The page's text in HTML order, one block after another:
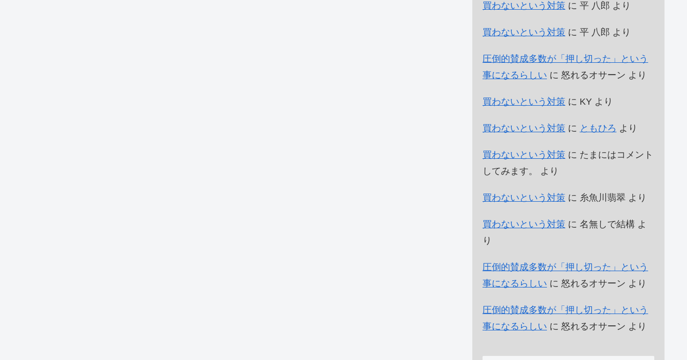
買わないという対策 に 平 八郎 より
買わないという対策 に 平 八郎 より
圧倒的賛成多数が「押し切った」という
事になるらしい に 怒れるオサーン より
買わないという対策 に KY より
買わないという対策 に ともひろ より
買わないという対策 に たまにはコメント
してみます。
より
買わないという対策 に 糸魚川翡翠 より
買わないという対策 に 名無しで結構 よ
り
圧倒的賛成多数が「押し切った」という
事になるらしい に 怒れるオサーン より
圧倒的賛成多数が「押し切った」という
事になるらしい に 怒れるオサーン より